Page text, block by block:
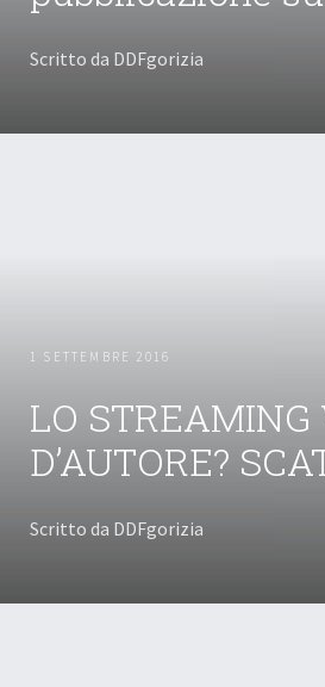
Scritto da DDFgorizia
1 SETTEMBRE 2016
LO
D’AUTORE?
Scritto da DDFgorizia